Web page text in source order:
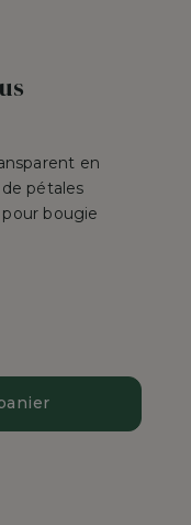
en
pétales
bougie